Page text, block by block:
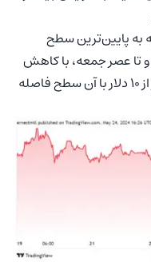
به پایین‌ترین سطح
۴۶ دلار رسید و تا عصر جمعه، با کاهش
بیش از ۳/۳۰٪ در نمودار هفتگی، کمتر از ۱۰ دلار با آن سطح فاصله